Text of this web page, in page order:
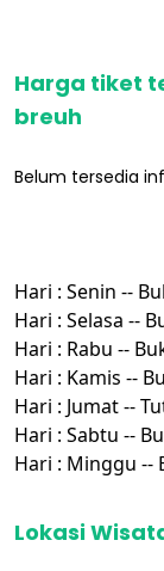
Harga tiket
breuh
Belum tersedia
Hari : Senin --
Hari : Selasa --
Hari : Rabu --
Hari : Kamis --
Hari : Jumat --
Hari : Sabtu --
Hari : Minggu --
Lokasi